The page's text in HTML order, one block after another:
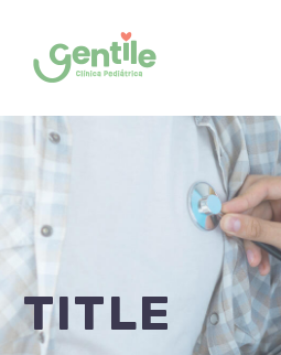
TITLE